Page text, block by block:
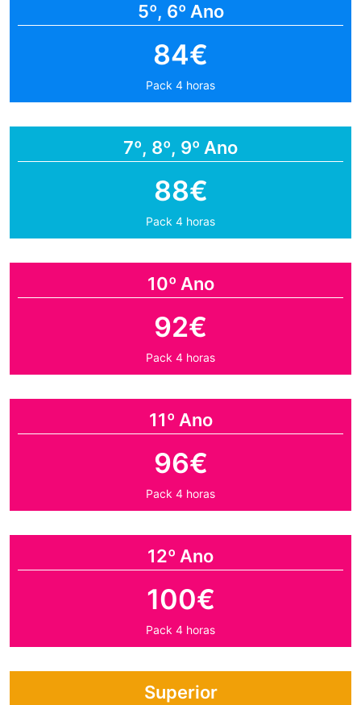
5º, 6º Ano
84€
Pack 4 horas
7º, 8º, 9º Ano
88€
Pack 4 horas
10º Ano
92€
Pack 4 horas
11º Ano
96€
Pack 4 horas
12º Ano
100€
Pack 4 horas
Superior